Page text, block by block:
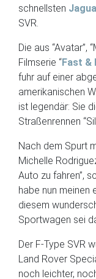
schnellsten
SVR.
Die aus “Avatar”,
Filmserie “Fast &
fuhr auf einer
amerikanischen
ist legendär: Sie
Straßenrennen
Nach dem Spurt
Michelle
Auto zu fahren”,
habe nun meinen
diesem
Sportwagen sei
Der F-Type SVR
Land Rover
noch leichter,